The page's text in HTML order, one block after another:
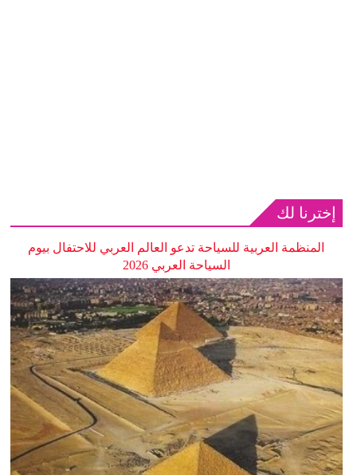
إخترنا لك
المنظمة العربية للسياحة تدعو العالم العربي للاحتفال بيوم
السياحة العربي 2026